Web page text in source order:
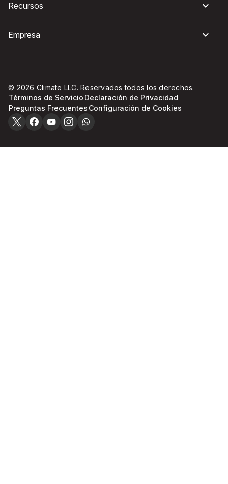
Recursos
Empresa
© 2026 Climate LLC. Reservados todos los derechos.
Términos de Servicio Declaración de Privacidad
Preguntas Frecuentes Configuración de Cookies